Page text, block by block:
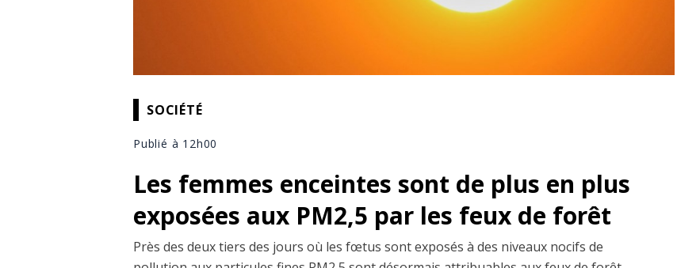
SOCIÉTÉ
Publié à 12h00
Les femmes enceintes sont de plus en plus
exposées aux PM2,5 par les feux de forêt
Près des deux tiers des jours où les fœtus sont exposés à des niveaux nocifs de